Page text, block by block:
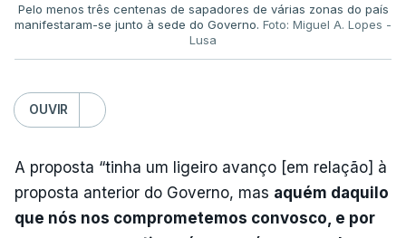
Pelo menos três centenas de sapadores de várias zonas do país
manifestaram-se junto à sede do Governo. Foto: Miguel A. Lopes -
Lusa
OUVIR
A proposta “tinha um ligeiro avanço [em relação] à
proposta anterior do Governo, mas aquém daquilo
que nós nos comprometemos convosco, e por